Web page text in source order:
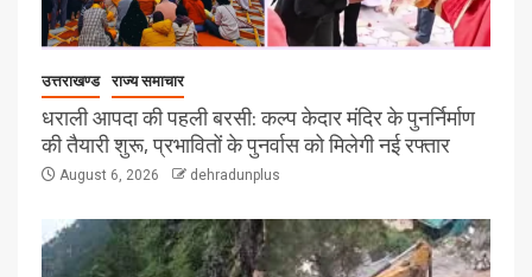
उत्तराखण्ड राज्य समाचार
धराली आपदा की पहली बरसी: कल्प केदार मंदिर के पुनर्निर्माण
की तैयारी शुरू, प्रभावितों के पुनर्वास को मिलेगी नई रफ्तार
August 6, 2026 dehradunplus